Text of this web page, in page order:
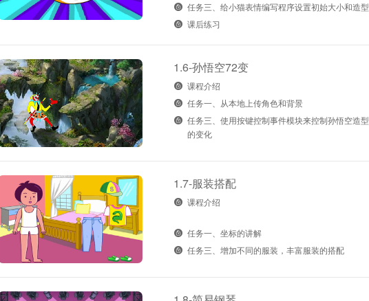
任务三、给小猫表情编写程序设置初始大小和造型
课后练习
1.6-孙悟空72变
课程介绍
任务一、从本地上传角色和背景
任务三、使用按键控制事件模块来控制孙悟空造型
的变化
1.7-服装搭配
课程介绍
任务一、坐标的讲解
任务三、增加不同的服装，丰富服装的搭配